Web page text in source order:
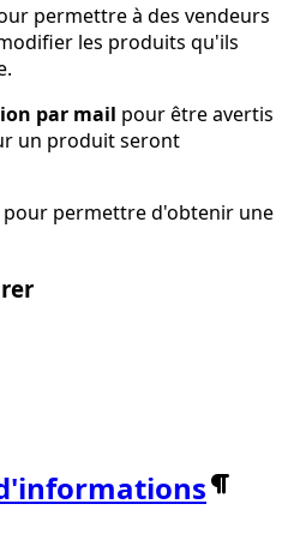
permettre à des vendeurs
les produits qu'ils
par mail pour être avertis
un produit seront
pour permettre d'obtenir une